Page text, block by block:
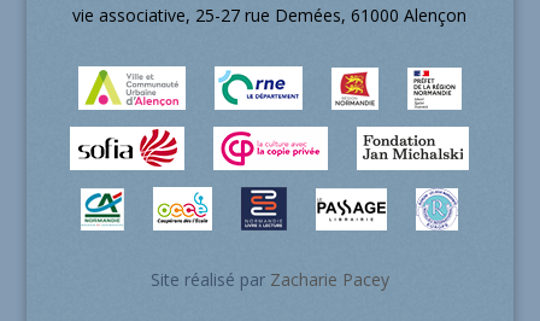
vie associative, 25-27 rue Demées, 61000 Alençon
Site réalisé par Zacharie Pacey